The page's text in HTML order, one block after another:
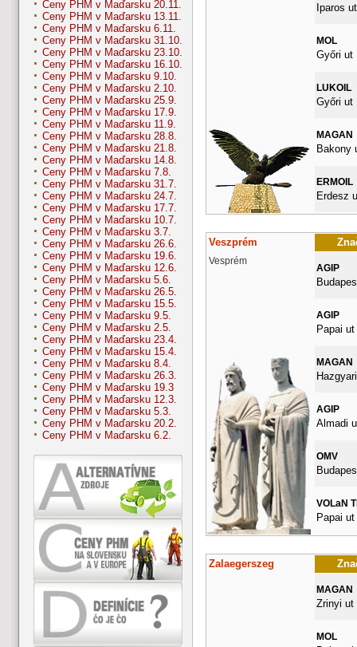
Ceny PHM v Maďarsku 20.11.
Ceny PHM v Maďarsku 13.11.
Ceny PHM v Maďarsku 6.11.
Ceny PHM v Maďarsku 31.10.
Ceny PHM v Maďarsku 23.10.
Ceny PHM v Maďarsku 16.10.
Ceny PHM v Maďarsku 9.10.
Ceny PHM v Maďarsku 2.10.
Ceny PHM v Maďarsku 25.9.
Ceny PHM v Maďarsku 17.9.
Ceny PHM v Maďarsku 11.9.
Ceny PHM v Maďarsku 28.8.
Ceny PHM v Maďarsku 21.8.
Ceny PHM v Maďarsku 14.8.
Ceny PHM v Maďarsku 7.8.
Ceny PHM v Maďarsku 31.7.
Ceny PHM v Maďarsku 24.7.
Ceny PHM v Maďarsku 17.7.
Ceny PHM v Maďarsku 10.7.
Ceny PHM v Maďarsku 3.7.
Ceny PHM v Maďarsku 26.6.
Ceny PHM v Maďarsku 19.6.
Ceny PHM v Maďarsku 12.6.
Ceny PHM v Maďarsku 5.6.
Ceny PHM v Maďarsku 26.5.
Ceny PHM v Maďarsku 15.5.
Ceny PHM v Maďarsku 9.5.
Ceny PHM v Maďarsku 2.5.
Ceny PHM v Maďarsku 23.4.
Ceny PHM v Maďarsku 15.4.
Ceny PHM v Maďarsku 8.4.
Ceny PHM v Maďarsku 26.3.
Ceny PHM v Maďarsku 19.3
Ceny PHM v Maďarsku 12.3.
Ceny PHM v Maďarsku 5.3.
Ceny PHM v Maďarsku 20.2.
Ceny PHM v Maďarsku 6.2.
Iparos
MOL
Győri ut
LUKOIL
Győri ut
MAGAN
Bakony
ERMOIL
Erdesz
Veszprém
Vesprém
AGIP
AGIP
Papai ut
MAGAN
AGIP
Almadi
OMV
VOLaN
Papai ut
Zalaegerszeg
MAGAN
Zrinyi ut
MOL